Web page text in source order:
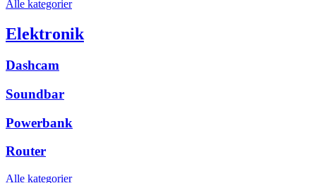
Alle kategorier
Elektronik
Dashcam
Soundbar
Powerbank
Router
Alle kategorier